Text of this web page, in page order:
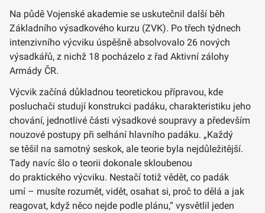
Na půdě Vojenské akademie se uskutečnil další běh
Základního výsadkového kurzu (ZVK). Po třech týdnech
intenzivního výcviku úspěšně absolvovalo 26 nových
výsadkářů, z nichž 18 pocházelo z řad Aktivní zálohy
Armády ČR.
Výcvik začíná důkladnou teoretickou přípravou, kde
posluchači studují konstrukci padáku, charakteristiku jeho
chování, jednotlivé části výsadkové soupravy a především
nouzové postupy při selhání hlavního padáku. „Každý
se těšil na samotný seskok, ale teorie byla nejdůležitější.
Tady navíc šlo o teorii dokonale skloubenou
do praktického výcviku. Nestačí totiž vědět, co padák
umí – musíte rozumět, vidět, osahat si, proč to dělá a jak
reagovat, když něco nejde podle plánu,“ vysvětlil jeden